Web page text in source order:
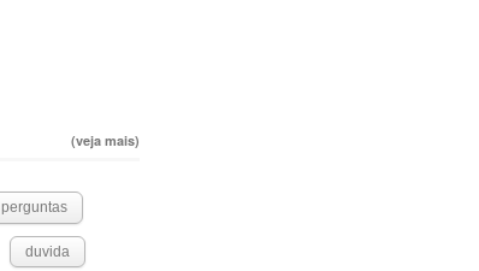
(veja mais)
perguntas
duvida